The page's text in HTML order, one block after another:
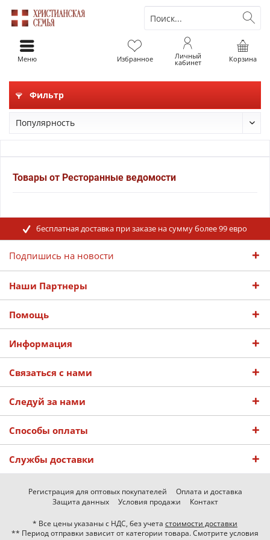
Корзина
Избранное Личный
кабинет
Меню
Фильтр
Товары от Ресторанные ведомости
бесплатная доставка при заказе на сумму более 99 евро
Подпишись на новости
Наши Партнеры
Помощь
Информация
Связаться с нами
Следуй за нами
Способы оплаты
Службы доставки
Регистрация для оптовых покупателей
Оплата и доставка
Защита данных
Условия продажи Контакт
* Все цены указаны с НДС, без учета стоимости доставки
** Период отправки зависит от категории товара. Смотрите условия